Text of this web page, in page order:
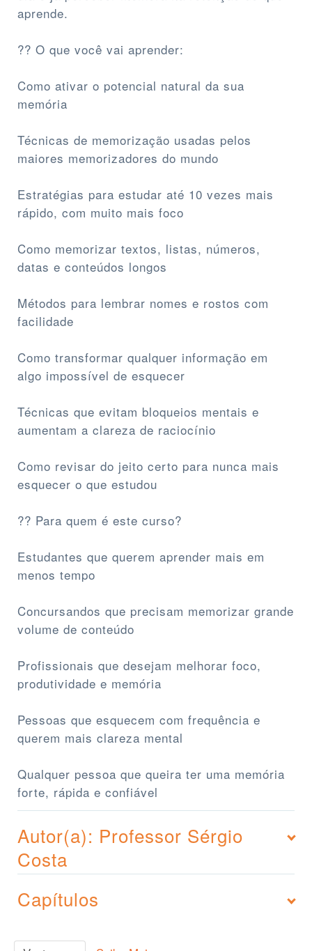
aprende.
?? O que você vai aprender:
Como ativar o potencial natural da sua
memória
Técnicas de memorização usadas pelos
maiores memorizadores do mundo
Estratégias para estudar até 10 vezes mais
rápido, com muito mais foco
Como memorizar textos, listas, números,
datas e conteúdos longos
Métodos para lembrar nomes e rostos com
facilidade
Como transformar qualquer informação em
algo impossível de esquecer
Técnicas que evitam bloqueios mentais e
aumentam a clareza de raciocínio
Como revisar do jeito certo para nunca mais
esquecer o que estudou
?? Para quem é este curso?
Estudantes que querem aprender mais em
menos tempo
Concursandos que precisam memorizar grande
volume de conteúdo
Profissionais que desejam melhorar foco,
produtividade e memória
Pessoas que esquecem com frequência e
querem mais clareza mental
Qualquer pessoa que queira ter uma memória
forte, rápida e confiável
Autor(a): Professor Sérgio
Costa
Capítulos